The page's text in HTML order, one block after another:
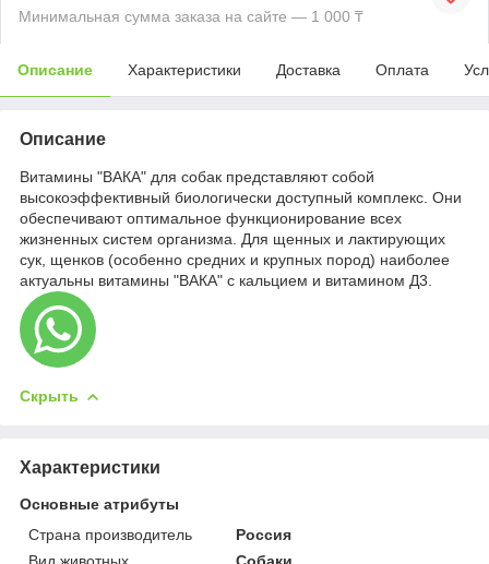
Минимальная сумма заказа на сайте — 1 000 ₸
Описание Характеристики Доставка Оплата
Описание
Витамины "ВАКА" для собак представляют собой
высокоэффективный биологически доступный комплекс. Они
обеспечивают оптимальное функционирование всех
жизненных систем организма. Для щенных и лактирующих
сук, щенков (особенно средних и крупных пород) наиболее
актуальны витамины "ВАКА" с кальцием и витамином Д3.
Скрыть
Характеристики
Основные атрибуты
Страна производитель
Россия
Вид животных
Собаки